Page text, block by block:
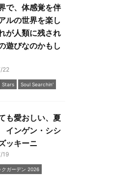
で、体感覚を伴
ルの世界を楽し
が人類に残され
遊びなのかもし
22
Stars Soul Searchin'
も愛おしい、夏
ンゲン・シシ
ッキーニ
19
クガーデン 2026